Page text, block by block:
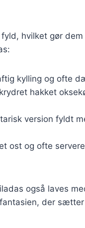
hvilket gør
kylling og ofte
hakket
version fyldt
ost og ofte
også laves
der